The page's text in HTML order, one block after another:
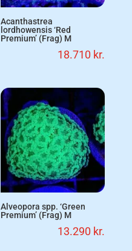
Acanthastrea
lordhowensis ‘Red
Premium’ (Frag) M
18.710 kr.
Alveopora spp. ‘Green
Premium’ (Frag) M
13.290 kr.